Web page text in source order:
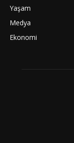
Yaşam
Medya
Ekonomi